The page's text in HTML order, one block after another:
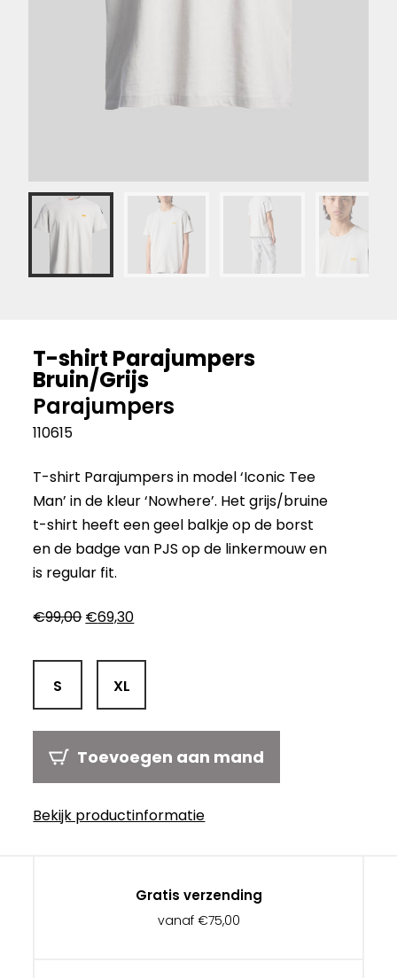
T-shirt Parajumpers
Bruin/Grijs
Parajumpers
110615
T-shirt Parajumpers in model ‘Iconic Tee
Man’ in de kleur ‘Nowhere’. Het grijs/bruine
t-shirt heeft een geel balkje op de borst
en de badge van PJS op de linkermouw en
is regular fit.
€99,00 Oorspronkelijke
was:
€99,00.
€69,30Huidige
is:
S XL
Toevoegen aan mand
Bekijk productinformatie
Gratis verzending
vanaf €75,00